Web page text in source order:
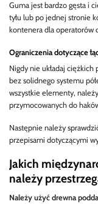
Guma jest bardzo gęsta i
tyłu lub po jednej stronie
kontenera dla operatorów
Ograniczenia dotyczące
Nigdy nie układaj
bez solidnego systemu
wszystkie elementy,
przymocowanych do
Następnie należy
przepisami dotyczącymi
Jakich
należy
Należy użyć drewna